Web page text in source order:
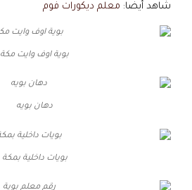
شاهد أيضا: معلم ديكورات فوم
بوية اوف وايت مكة
دهان بويه
بويات داخلية بمكة